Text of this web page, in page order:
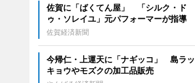
佐賀に「ばくてん屋」 「シルク・ド
ゥ・ソレイユ」元パフォーマーが指導
佐賀経済新聞
今帰仁・上運天に「ナギッコ」 島ラッ
キョウやモズクの加工品販売